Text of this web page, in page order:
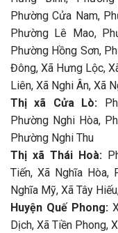
Phường Cửa Nam,
Phường Lê Mao,
Phường Hồng Sơn,
Đông, Xã Hưng Lộc,
Liên, Xã Nghi Ân, Xã
Thị xã Cửa Lò:
Phường Nghi Hòa,
Phường Nghi Thu
Thị xã Thái Hoà:
Tiến, Xã Nghĩa Hòa,
Nghĩa Mỹ, Xã Tây
Huyện Quế Phong:
Dịch, Xã Tiền Phong,